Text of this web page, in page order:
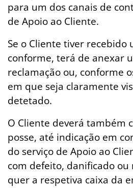
para um dos canais de
de Apoio ao Cliente.
Se o Cliente tiver
conforme, terá de anexar
reclamação ou, conforme
em que seja claramente
detetado.
O Cliente deverá também
posse, até indicação em
do serviço de Apoio ao
com defeito, danificado ou
quer a respetiva caixa da